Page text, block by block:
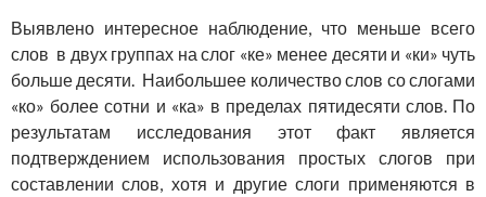
Выявлено интересное наблюдение, что меньше всего
слов в двух группах на слог «ке» менее десяти и «ки» чуть
больше десяти. Наибольшее количество слов со слогами
«ко» более сотни и «ка» в пределах пятидесяти слов. По
результатам исследования этот факт является
подтверждением использования простых слогов при
составлении слов, хотя и другие слоги применяются в